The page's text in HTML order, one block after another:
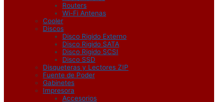
Routers
Wi-Fi Antenas
Cooler
Discos
Disco Rigido Externo
Disco Rigido SATA
Disco Rigido SCSI
Disco SSD
Disqueteras y Lectores ZIP
Fuente de Poder
Gabinetes
Impresora
Accesorios